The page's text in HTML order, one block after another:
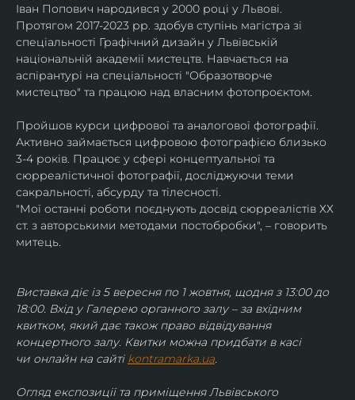
Іван Попович народився у 2000 році у Львові.
Протягом 2017-2023 рр. здобув ступінь магістра зі
спеціальності Графічний дизайн у Львівській
національній академії мистецтв. Навчається на
аспірантурі на спеціальності "Образотворче
мистецтво" та працюю над власним фотопроєктом.
Пройшов курси цифрової та аналогової фотографії.
Активно займається цифровою фотографією близько
3-4 років. Працює у сфері концептуальної та
сюрреалістичної фотографії, досліджуючи теми
сакральності, абсурду та тілесності.
"Мої останні роботи поєднують досвід сюрреалістів ХХ
ст. з авторськими методами постобробки", – говорить
митець.
Виставка діє із 5 вересня по 1 жовтня, щодня з 13:00 до
18:00. Вхід у Галерею органного залу – за вхідним
квитком, який дає також право відвідування
концертного залу. Квитки можна придбати в касі
чи онлайн на сайті kontramarka.ua.
Огляд експозиції та приміщення Львівського